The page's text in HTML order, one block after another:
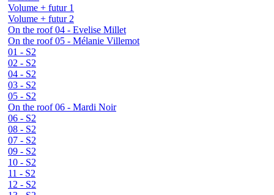
Volume + futur 1
Volume + futur 2
On the roof 04 - Evelise Millet
On the roof 05 - Mélanie Villemot
01 - S2
02 - S2
04 - S2
03 - S2
05 - S2
On the roof 06 - Mardi Noir
06 - S2
08 - S2
07 - S2
09 - S2
10 - S2
11 - S2
12 - S2